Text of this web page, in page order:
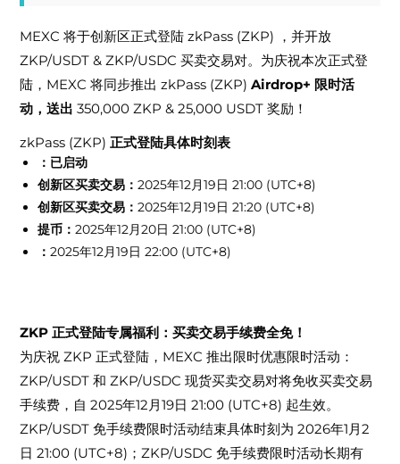
MEXC 将于创新区正式登陆zkPass (ZKP) ，并开放
ZKP/USDT & ZKP/USDC买卖交易对。为庆祝本次正式登
陆，MEXC 将同步推出 zkPass (ZKP)Airdrop+ 限时活
动，送出 350,000 ZKP&25,000 USDT 奖励！
zkPass (ZKP)正式登陆具体时刻表
：已启动
创新区买卖交易：2025年12月19日 21:00 (UTC+8)
创新区买卖交易：2025年12月19日 21:20 (UTC+8)
提币：2025年12月20日 21:00 (UTC+8)
：2025年12月19日 22:00 (UTC+8)
ZKP 正式登陆专属福利：买卖交易手续费全免！
为庆祝 ZKP 正式登陆，MEXC 推出限时优惠限时活动：
ZKP/USDT 和 ZKP/USDC 现货买卖交易对将免收买卖交易
手续费，自 2025年12月19日 21:00 (UTC+8) 起生效。
ZKP/USDT 免手续费限时活动结束具体时刻为 2026年1月2
日 21:00 (UTC+8)；ZKP/USDC 免手续费限时活动长期有